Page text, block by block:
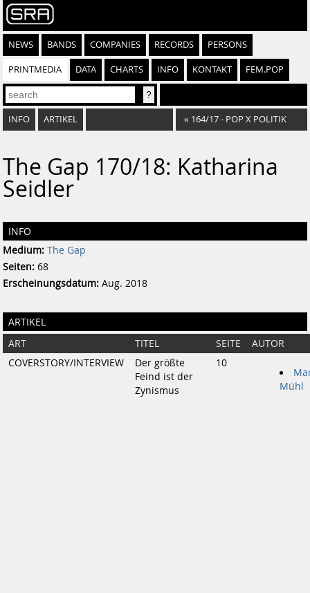
NEWS BANDS COMPANIES RECORDS PERSONS
PRINTMEDIA DATA CHARTS INFO KONTAKT FEM.POP
INFO ARTIKEL « 164/17 - POP X POLITIK
The Gap 170/18: Katharina
Seidler
INFO
Medium: The Gap
Seiten: 68
Erscheinungsdatum: Aug. 2018
ARTIKEL
ART TITEL SEITE
AUTOR
COVERSTORY/INTERVIEW
Der größte
Feind ist der
Zynismus
10
Mühl